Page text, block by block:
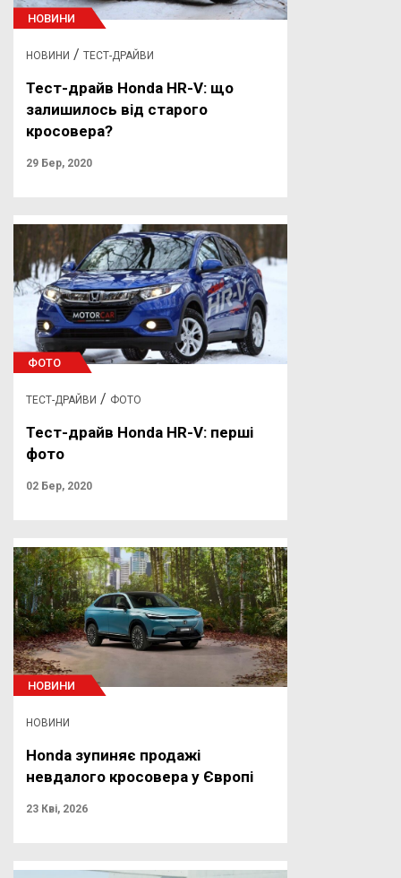
НОВИНИ
НОВИНИ / ТЕСТ-ДРАЙВИ
Тест-драйв Honda HR-V: що
залишилось від старого
кросовера?
29 Бер, 2020
ФОТО
ТЕСТ-ДРАЙВИ / ФОТО
Тест-драйв Honda HR-V: перші
фото
02 Бер, 2020
НОВИНИ
НОВИНИ
Honda зупиняє продажі
невдалого кросовера у Європі
23 Кві, 2026